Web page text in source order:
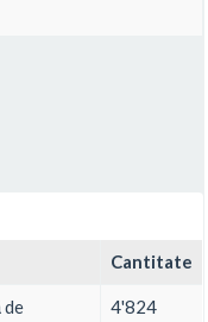
Cantitate
4'824